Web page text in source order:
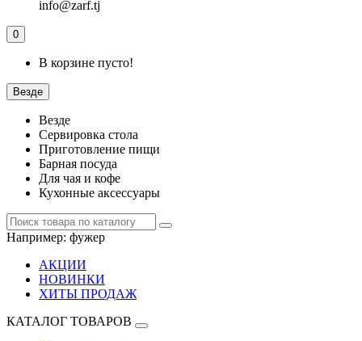
info@zarf.tj
0
В корзине пусто!
Везде
Везде
Сервировка стола
Приготовление пищи
Барная посуда
Для чая и кофе
Кухонные аксессуары
Например: фужер
АКЦИИ
НОВИНКИ
ХИТЫ ПРОДАЖ
КАТАЛОГ ТОВАРОВ